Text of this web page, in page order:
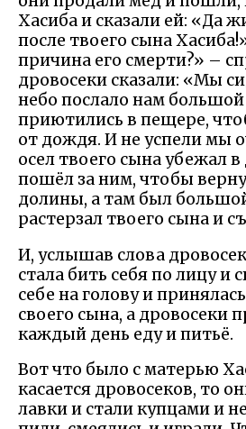
Хасиба и сказали ей: «Да
после твоего сына
причина его смерти?» –
дровосеки сказали: «Мы
небо послало нам
приютились в пещере,
от дождя. И не успели мы
осел твоего сына убежал
пошёл за ним, чтобы
долины, а там был
растерзал твоего сына и
И, услышав слова
стала бить себя по лицу и
себе на голову и
своего сына, а дровосеки
каждый день еду и питьё.
Вот что было с матерью
касается дровосеков, то
лавки и стали купцами и